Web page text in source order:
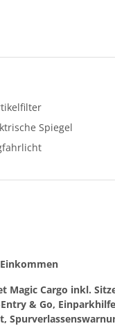
Spiegel
Einkommen
Magic Cargo inkl.
& Go,